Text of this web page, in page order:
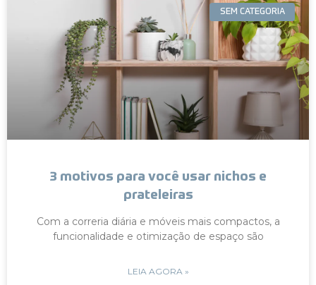
SEM CATEGORIA
3 motivos para você usar nichos e
prateleiras
Com a correria diária e móveis mais compactos, a
funcionalidade e otimização de espaço são
LEIA AGORA »